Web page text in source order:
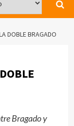
DOBLE BRAGADO
Bragado y